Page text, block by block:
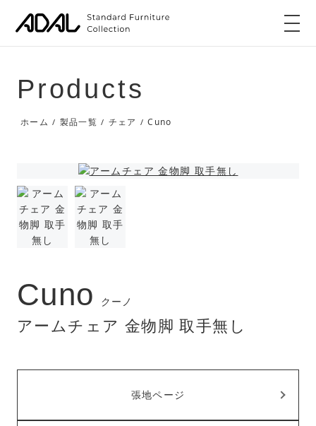
Products
ホーム / 製品一覧 / チェア / Cuno
Cuno クーノ
アームチェア 金物脚 取手無し
張地ページ